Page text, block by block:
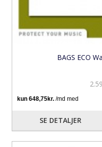
BAGS ECO
SE DETALJER